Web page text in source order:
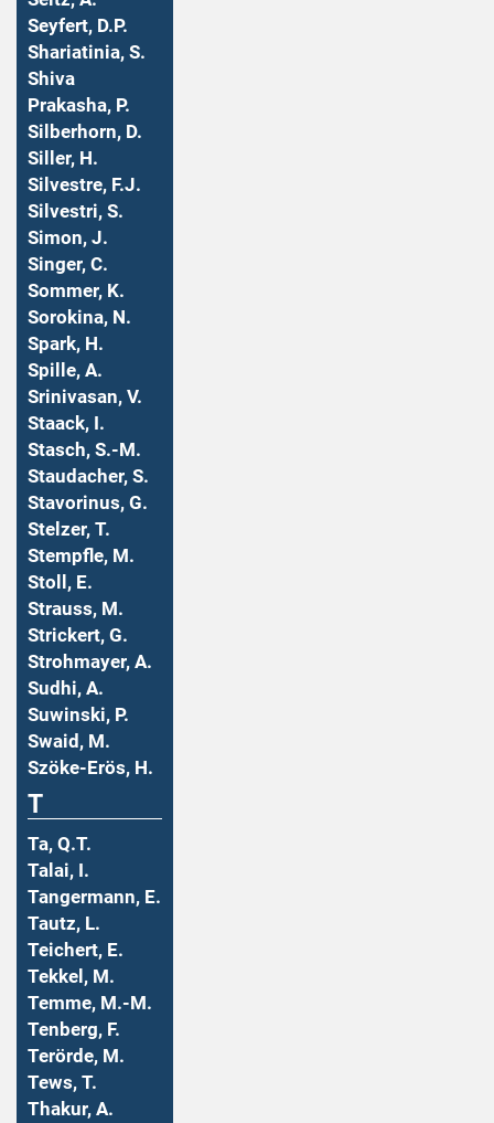
Seyfert, D.P.
Shariatinia, S.
Shiva
Prakasha, P.
Silberhorn, D.
Siller, H.
Silvestre, F.J.
Silvestri, S.
Simon, J.
Singer, C.
Sommer, K.
Sorokina, N.
Spark, H.
Spille, A.
Srinivasan, V.
Staack, I.
Stasch, S.-M.
Staudacher, S.
Stavorinus, G.
Stelzer, T.
Stempfle, M.
Stoll, E.
Strauss, M.
Strickert, G.
Strohmayer, A.
Sudhi, A.
Suwinski, P.
Swaid, M.
Szöke-Erös, H.
T
Ta, Q.T.
Talai, I.
Tangermann, E.
Tautz, L.
Teichert, E.
Tekkel, M.
Temme, M.-M.
Tenberg, F.
Terörde, M.
Tews, T.
Thakur, A.